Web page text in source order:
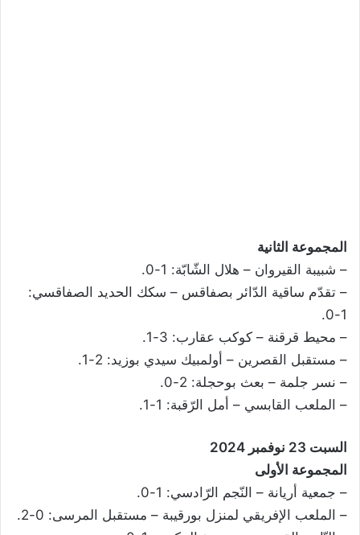
المجموعة الثانية
– شبيبة القيروان – هلال الشّابّة: 1-0.
– تقدّم ساقية الدّائر بصفاقس – سكك الحديد الصفاقسي:
1-0.
– محيط قرقنة – كوكب عقارب: 3-1.
– مستقبل القصرين – أولمبيك سيدي بوزيد: 2-1.
– نسر جلمة – بعث بوحجلة: 2-0.
– الملعب القابسي – أمل الرّقبة: 1-1.
السبت 23 نوفمبر 2024
المجموعة الأولى
– جمعية أريانة – النّجم الرّادسي: 1-0.
– الملعب الإفريقي لمنزل بورقيبة – مستقبل المرسى: 0-2.